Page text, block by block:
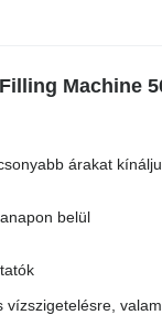
Machine
árakat
belül